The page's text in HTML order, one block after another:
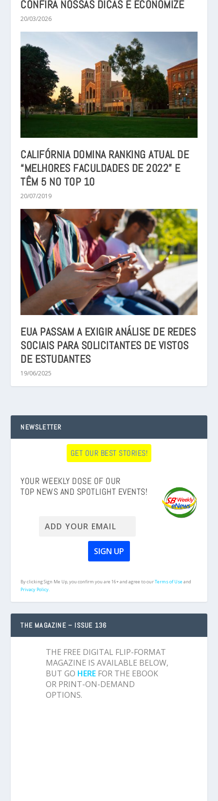
CONFIRA NOSSAS DICAS E ECONOMIZE
20/03/2026
CALIFÓRNIA DOMINA RANKING ATUAL DE
“MELHORES FACULDADES DE 2022” E
TÊM 5 NO TOP 10
20/07/2019
EUA PASSAM A EXIGIR ANÁLISE DE REDES
SOCIAIS PARA SOLICITANTES DE VISTOS
DE ESTUDANTES
19/06/2025
NEWSLETTER
GET OUR BEST STORIES!
YOUR WEEKLY DOSE OF OUR
TOP NEWS AND SPOTLIGHT EVENTS!
By clicking Sign Me Up, you confirm you are 16+ and agree to ourTerms of Useand
Privacy Policy.
THE MAGAZINE – ISSUE 136
THE FREE DIGITAL FLIP-FORMAT
MAGAZINE IS AVAILABLE BELOW,
BUT GO HERE FOR THE EBOOK
OR PRINT-ON-DEMAND
OPTIONS.